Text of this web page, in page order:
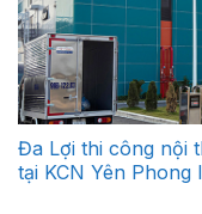
Đa Lợi thi công nội
tại KCN Yên Phong